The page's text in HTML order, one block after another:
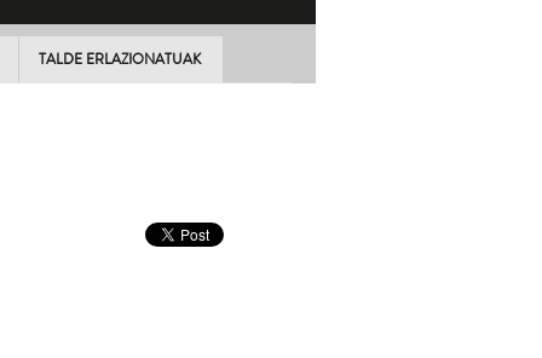
TALDE ERLAZIONATUAK